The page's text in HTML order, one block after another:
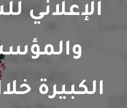
الإعلاني
الكبيرة